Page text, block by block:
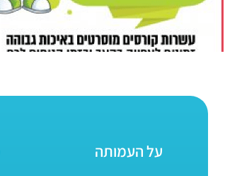
על העמותה